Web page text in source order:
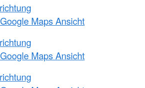
Maps Ansicht
Maps Ansicht